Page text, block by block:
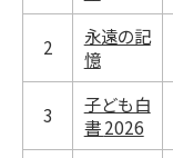
2
永遠の記
憶
3
子ども白
書 2026